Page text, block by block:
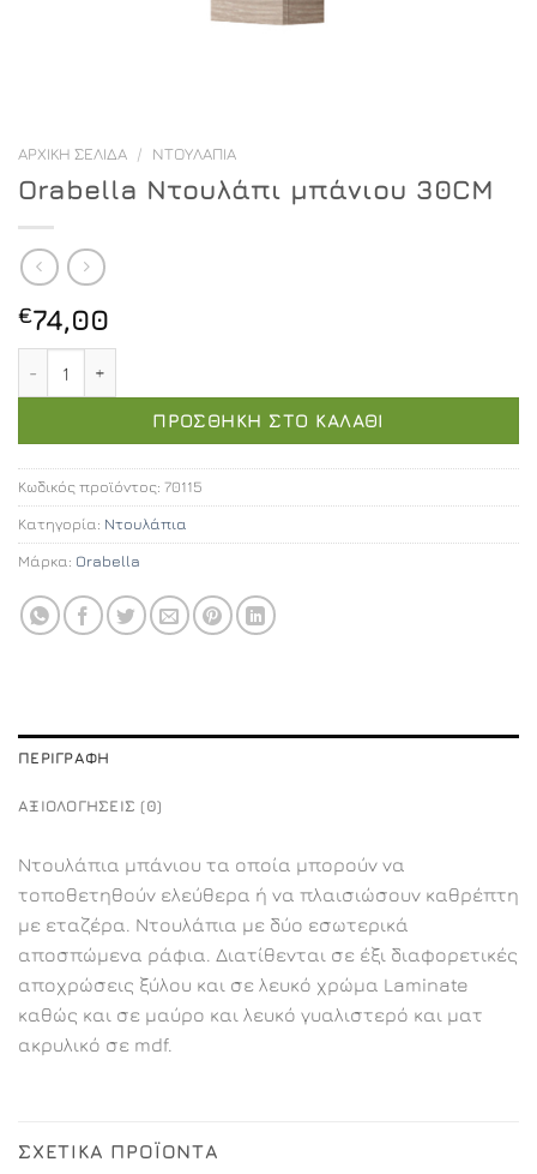
ΑΡΧΙΚΉ ΣΕΛΊΔΑ / ΝΤΟΥΛΆΠΙΑ
Orabella Ντουλάπι μπάνιου 30CM
€74,00
ΠΡΟΣΘΉΚΗ ΣΤΟ ΚΑΛΆΘΙ
Κωδικός προϊόντος: 70115
Κατηγορία: Ντουλάπια
Μάρκα: Orabella
ΠΕΡΙΓΡΑΦΉ
ΑΞΙΟΛΟΓΉΣΕΙΣ (0)
Ντουλάπια μπάνιου τα οποία μπορούν να
τοποθετηθούν ελεύθερα ή να πλαισιώσουν καθρέπτη
με εταζέρα. Ντουλάπια με δύο εσωτερικά
αποσπώμενα ράφια. Διατίθενται σε έξι διαφορετικές
αποχρώσεις ξύλου και σε λευκό χρώμα Laminate
καθώς και σε μαύρο και λευκό γυαλιστερό και ματ
ακρυλικό σε mdf.
ΣΧΕΤΙΚΆ ΠΡΟΪΌΝΤΑ